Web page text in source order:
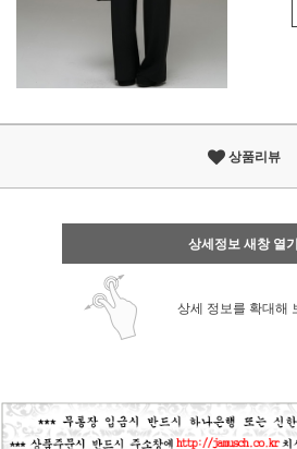
상품리뷰
상세정보 새창 열기
상세 정보를 확대해